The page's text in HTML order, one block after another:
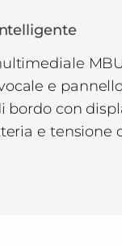
e
bordo con
e tensione